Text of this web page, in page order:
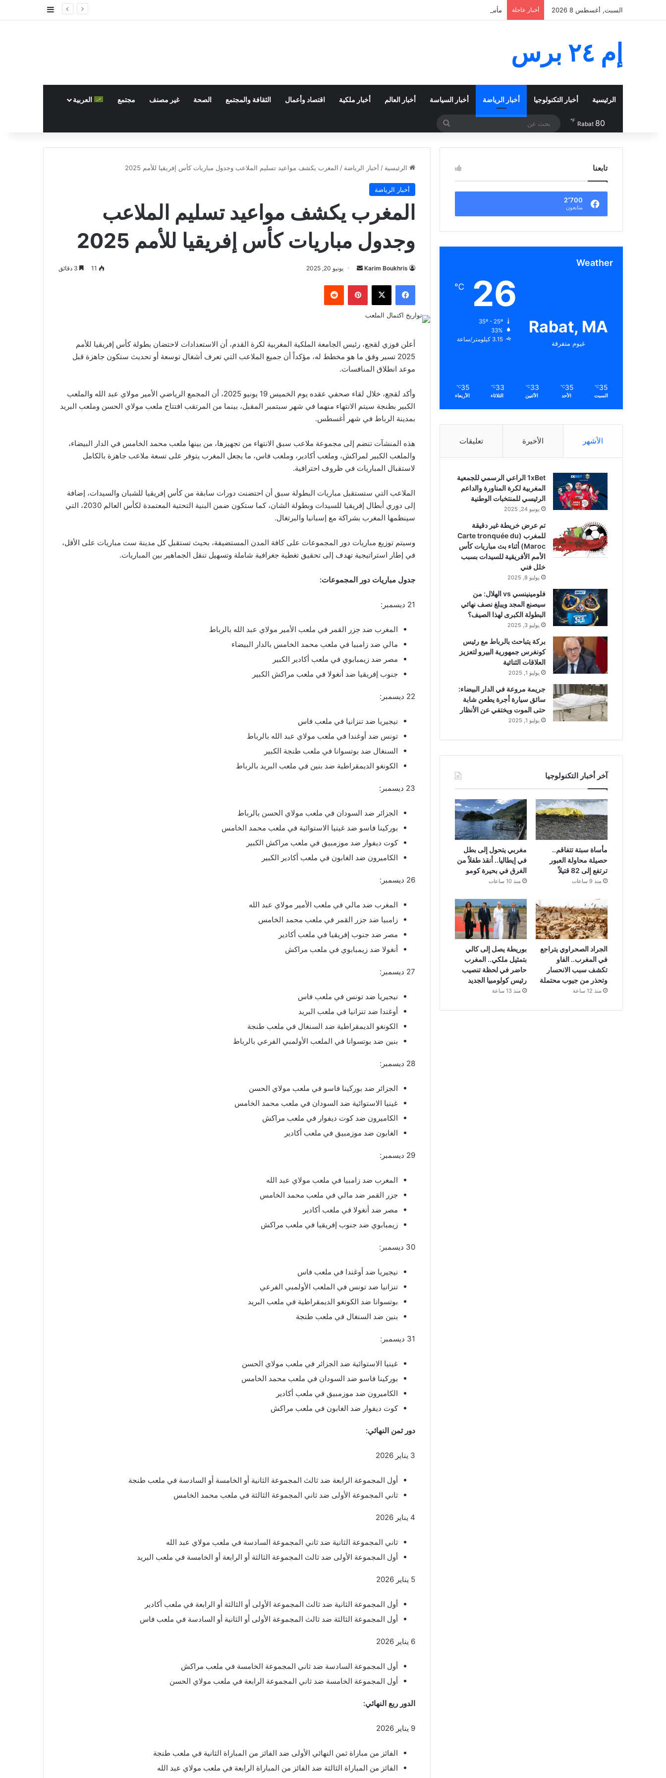
السبت, أغسطس 8 2026 أخبار عاجلة مأساة سبتة تتفاقم.. حصيلة محاولة العبور ترتفع إلى 82 قتيلاً إضافة عمود
إم ٢٤ برس
الرئيسية أخبار التكنولوجيا أخبار الرياضة أخبار السياسة أخبار العالم أخبار ملكية اقتصاد وأعمال الثقافة والمجتمع الصحة غير مصنف مجتمع العربية
Rabat 80
℉
بحث
الرئيسية / أخبار الرياضة / المغرب يكشف مواعيد تسليم الملاعب وجدول مباريات كأس إفريقيا للأمم 2025
أخبار الرياضة
المغرب يكشف مواعيد تسليم الملاعب
وجدول مباريات كأس إفريقيا للأمم 2025
Karim Boukhris
أرسل
إلكترونيا
يونيو 20, 2025 11
فيسبوك ‫X بينتيريست
أعلن فوزي لقجع، رئيس الجامعة الملكية المغربية لكرة القدم، أن الاستعدادات لاحتضان بطولة كأس إفريقيا للأمم
2025 تسير وفق ما هو مخطط له، مؤكداً أن جميع الملاعب التي تعرف أشغال توسعة أو تحديث ستكون جاهزة قبل
موعد انطلاق المنافسات.
وأكد لقجع، خلال لقاء صحفي عقده يوم الخميس 19 يونيو 2025، أن المجمع الرياضي الأمير مولاي عبد الله والملعب
الكبير بطنجة سيتم الانتهاء منهما في شهر سبتمبر المقبل، بينما من المرتقب افتتاح ملعب مولاي الحسن وملعب البريد
بمدينة الرباط في شهر أغسطس.
هذه المنشآت تنضم إلى مجموعة ملاعب سبق الانتهاء من تجهيزها، من بينها ملعب محمد الخامس في الدار البيضاء،
والملعب الكبير لمراكش، وملعب أكادير، وملعب فاس، ما يجعل المغرب يتوفر على تسعة ملاعب جاهزة بالكامل
لاستقبال المباريات في ظروف احترافية.
الملاعب التي ستستقبل مباريات البطولة سبق أن احتضنت دورات سابقة من كأس إفريقيا للشبان والسيدات، إضافة
إلى دوري أبطال إفريقيا للسيدات وبطولة الشان، كما ستكون ضمن البنية التحتية المعتمدة لكأس العالم 2030، التي
سينظمها المغرب بشراكة مع إسبانيا والبرتغال.
وسيتم توزيع مباريات دور المجموعات على كافة المدن المستضيفة، بحيث تستقبل كل مدينة ست مباريات على الأقل،
في إطار استراتيجية تهدف إلى تحقيق تغطية جغرافية شاملة وتسهيل تنقل الجماهير بين المباريات.
جدول مباريات دور المجموعات:
21 ديسمبر:
المغرب ضد جزر القمر في ملعب الأمير مولاي عبد الله بالرباط
مالي ضد زامبيا في ملعب محمد الخامس بالدار البيضاء
مصر ضد زيمبابوي في ملعب أكادير الكبير
جنوب إفريقيا ضد أنغولا في ملعب مراكش الكبير
22 ديسمبر:
نيجيريا ضد تنزانيا في ملعب فاس
تونس ضد أوغندا في ملعب مولاي عبد الله بالرباط
السنغال ضد بوتسوانا في ملعب طنجة الكبير
الكونغو الديمقراطية ضد بنين في ملعب البريد بالرباط
23 ديسمبر:
الجزائر ضد السودان في ملعب مولاي الحسن بالرباط
بوركينا فاسو ضد غينيا الاستوائية في ملعب محمد الخامس
كوت ديفوار ضد موزمبيق في ملعب مراكش الكبير
الكاميرون ضد الغابون في ملعب أكادير الكبير
26 ديسمبر:
المغرب ضد مالي في ملعب الأمير مولاي عبد الله
زامبيا ضد جزر القمر في ملعب محمد الخامس
مصر ضد جنوب إفريقيا في ملعب أكادير
أنغولا ضد زيمبابوي في ملعب مراكش
27 ديسمبر:
نيجيريا ضد تونس في ملعب فاس
أوغندا ضد تنزانيا في ملعب البريد
الكونغو الديمقراطية ضد السنغال في ملعب طنجة
بنين ضد بوتسوانا في الملعب الأولمبي الفرعي بالرباط
28 ديسمبر:
الجزائر ضد بوركينا فاسو في ملعب مولاي الحسن
غينيا الاستوائية ضد السودان في ملعب محمد الخامس
الكاميرون ضد كوت ديفوار في ملعب مراكش
الغابون ضد موزمبيق في ملعب أكادير
29 ديسمبر:
المغرب ضد زامبيا في ملعب مولاي عبد الله
جزر القمر ضد مالي في ملعب محمد الخامس
مصر ضد أنغولا في ملعب أكادير
زيمبابوي ضد جنوب إفريقيا في ملعب مراكش
30 ديسمبر:
نيجيريا ضد أوغندا في ملعب فاس
تنزانيا ضد تونس في الملعب الأولمبي الفرعي
بوتسوانا ضد الكونغو الديمقراطية في ملعب البريد
بنين ضد السنغال في ملعب طنجة
31 ديسمبر:
غينيا الاستوائية ضد الجزائر في ملعب مولاي الحسن
بوركينا فاسو ضد السودان في ملعب محمد الخامس
الكاميرون ضد موزمبيق في ملعب أكادير
كوت ديفوار ضد الغابون في ملعب مراكش
دور ثمن النهائي:
3 يناير 2026
أول المجموعة الرابعة ضد ثالث المجموعة الثانية أو الخامسة أو السادسة في ملعب طنجة
ثاني المجموعة الأولى ضد ثاني المجموعة الثالثة في ملعب محمد الخامس
4 يناير 2026
ثاني المجموعة الثانية ضد ثاني المجموعة السادسة في ملعب مولاي عبد الله
أول المجموعة الأولى ضد ثالث المجموعة الثالثة أو الرابعة أو الخامسة في ملعب البريد
5 يناير 2026
أول المجموعة الثانية ضد ثالث المجموعة الأولى أو الثالثة أو الرابعة في ملعب أكادير
أول المجموعة الثالثة ضد ثالث المجموعة الأولى أو الثانية أو السادسة في ملعب فاس
6 يناير 2026
أول المجموعة السادسة ضد ثاني المجموعة الخامسة في ملعب مراكش
أول المجموعة الخامسة ضد ثاني المجموعة الرابعة في ملعب مولاي الحسن
الدور ربع النهائي:
9 يناير 2026
الفائز من مباراة ثمن النهائي الأولى ضد الفائز من المباراة الثانية في ملعب طنجة
الفائز من المباراة الثالثة ضد الفائز من المباراة الرابعة في ملعب مولاي عبد الله
تابعنا
2٬700
متابعون
Weather
Rabat, MA
غيوم متفرقة
26
℃
33%
3.15 كيلومتر/ساعة
35
℃
السبت
35
℃
الأحد
33
℃
الأثنين
33
℃
الثلاثاء
35
℃
الأربعاء
الأشهر الأخيرة تعليقات
1xBet الراعي الرسمي للجمعية
المغربية لكرة المناورة والداعم
الرئيسي للمنتخبات الوطنية
يونيو 24, 2025
تم عرض خريطة غير دقيقة
للمغرب (Carte tronquée du
Maroc) أثناء بث مباريات كأس
الأمم الأفريقية للسيدات بسبب
خلل فني
يوليو 8, 2025
فلومينينسي vs الهلال: من
سيصنع المجد ويبلغ نصف نهائي
البطولة الكبرى لهذا الصيف؟
يوليو 3, 2025
بركة يتباحث بالرباط مع رئيس
كونغرس جمهورية البيرو لتعزيز
العلاقات الثنائية
يوليو 1, 2025
جريمة مروعة في الدار البيضاء:
سائق سيارة أجرة يطعن شابة
حتى الموت ويختفي عن الأنظار
يوليو 1, 2025
آخر أخبار التكنولوجيا
مأساة سبتة تتفاقم..
حصيلة محاولة العبور
ترتفع إلى 82 قتيلاً
منذ 9 ساعات
مغربي يتحول إلى بطل
في إيطاليا.. أنقذ طفلاً من
الغرق في بحيرة كومو
منذ 10 ساعات
الجراد الصحراوي يتراجع
في المغرب.. الفاو
تكشف سبب الانحسار
وتحذر من جيوب محتملة
منذ 12 ساعة
بوريطة يصل إلى كالي
بتمثيل ملكي.. المغرب
حاضر في لحظة تنصيب
رئيس كولومبيا الجديد
منذ 13 ساعة